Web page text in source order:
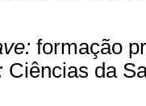
formação
Ciências da